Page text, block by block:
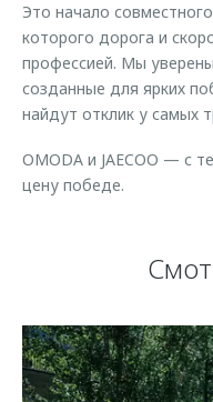
Это начало
которого дорога и
профессией. Мы
созданные для ярких
найдут отклик у самых
OMODA и JAECOO — с
цену победе.